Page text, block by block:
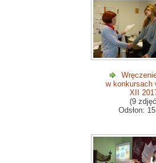
w konkursach
XII
(9
Odsłon: